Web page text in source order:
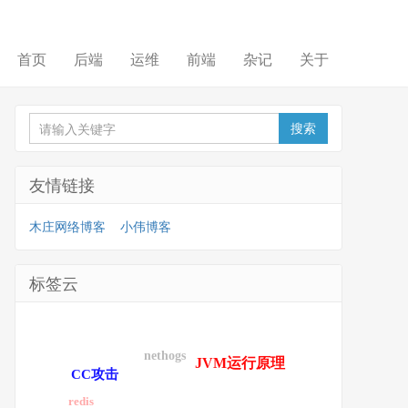
首页 后端 运维 前端 杂记 关于
友情链接
木庄网络博客 小伟博客
标签云
redis
nethogs
CC攻击
JVM运行原理